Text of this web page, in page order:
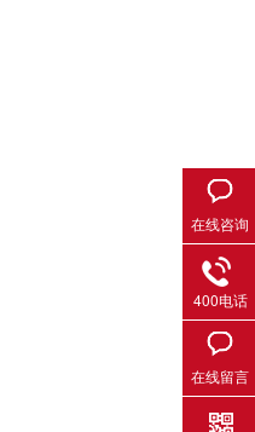
在线咨询
400电话
在线留言